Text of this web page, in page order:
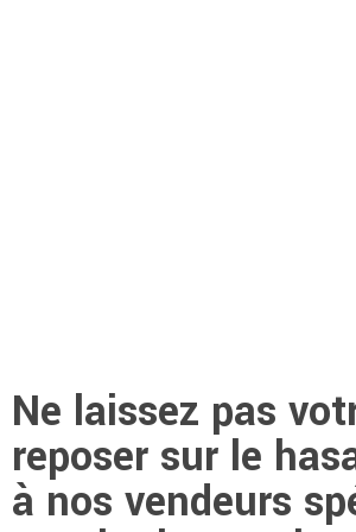
Ne laissez pas
reposer sur le
à nos vendeurs